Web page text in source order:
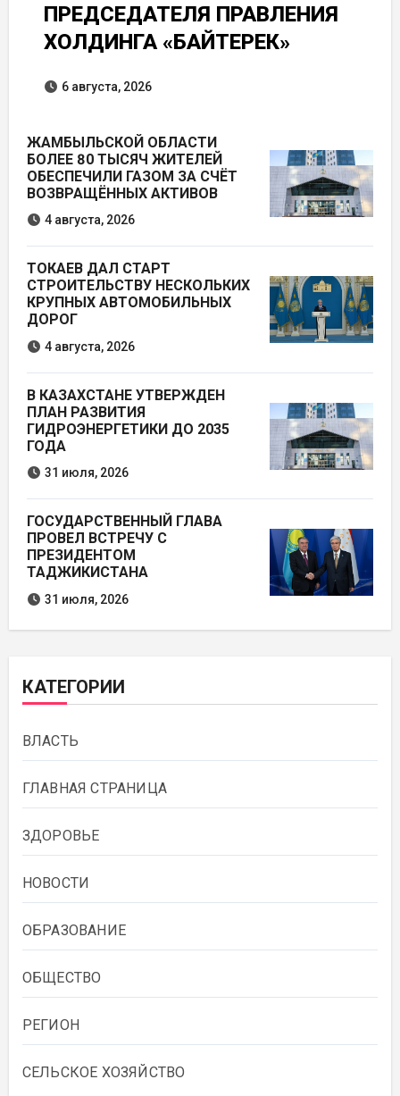
ПРЕДСЕДАТЕЛЯ ПРАВЛЕНИЯ
ХОЛДИНГА «БАЙТЕРЕК»
6 августа, 2026
ЖАМБЫЛЬСКОЙ ОБЛАСТИ
БОЛЕЕ 80 ТЫСЯЧ ЖИТЕЛЕЙ
ОБЕСПЕЧИЛИ ГАЗОМ ЗА СЧЁТ
ВОЗВРАЩЁННЫХ АКТИВОВ
4 августа, 2026
ТОКАЕВ ДАЛ СТАРТ
СТРОИТЕЛЬСТВУ НЕСКОЛЬКИХ
КРУПНЫХ АВТОМОБИЛЬНЫХ
ДОРОГ
4 августа, 2026
В КАЗАХСТАНЕ УТВЕРЖДЕН
ПЛАН РАЗВИТИЯ
ГИДРОЭНЕРГЕТИКИ ДО 2035
ГОДА
31 июля, 2026
ГОСУДАРСТВЕННЫЙ ГЛАВА
ПРОВЕЛ ВСТРЕЧУ С
ПРЕЗИДЕНТОМ
ТАДЖИКИСТАНА
31 июля, 2026
КАТЕГОРИИ
ВЛАСТЬ
ГЛАВНАЯ СТРАНИЦА
ЗДОРОВЬЕ
НОВОСТИ
ОБРАЗОВАНИЕ
ОБЩЕСТВО
РЕГИОН
СЕЛЬСКОЕ ХОЗЯЙСТВО